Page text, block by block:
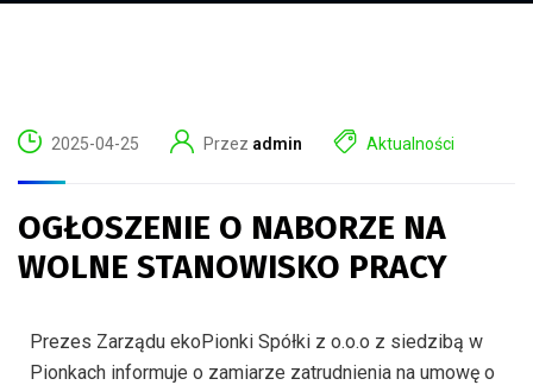
2025-04-25 Przez admin Aktualności
OGŁOSZENIE O NABORZE NA
WOLNE STANOWISKO PRACY
Prezes Zarządu ekoPionki Spółki z o.o.o z siedzibą w
Pionkach informuje o zamiarze zatrudnienia na umowę o